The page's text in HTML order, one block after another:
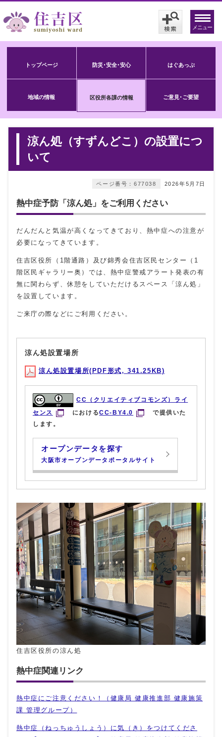
メニュー
トップページ 防災･安全･安心 はぐあっぷ
地域の情報 区役所各課の情報 ご意見･ご要望
涼ん処（すずんどこ）の設置につ
いて
2026年5月7日
ページ番号：677038
熱中症予防「涼ん処」をご利用ください
だんだんと気温が高くなってきており、熱中症への注意が
必要になってきています。
住吉区役所（1階通路）及び錦秀会住吉区民センター（1
階区民ギャラリー奥）では、熱中症警戒アラート発表の有
無に関わらず、休憩をしていただけるスペース「涼ん処」
を設置しています。
ご来庁の際などにご利用ください。
涼ん処設置場所
涼ん処設置場所(PDF形式, 341.25KB)
CC（クリエイティブコモンズ）ライ
センス
におけるCC-BY4.0
で提供いた
します。
オープンデータを探す
大阪市オープンデータポータルサイト
住吉区役所の涼ん処
熱中症関連リンク
熱中症にご注意ください！（健康局 健康推進部 健康施策
課 管理グループ）
熱中症（ねっちゅうしょう）に気（き）をつけてくださ